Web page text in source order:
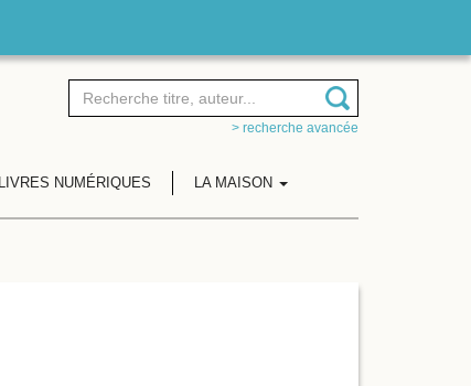
> recherche avancée
LIVRES NUMÉRIQUES LA MAISON